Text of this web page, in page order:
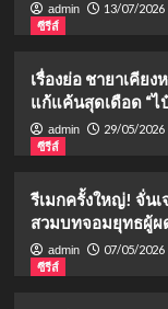
admin
13/07/2026
ซีรีส์
เรื่องย่อ ชายาเคีย
แก้แค้นสุดเดือด “ไ
admin
29/05/2026
ซีรีส์
รีเมกครั้งใหญ่! จั่นเ
สวมบทจอมยุทธผู้ผ
admin
07/05/2026
ซีรีส์